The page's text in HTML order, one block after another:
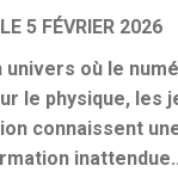
5 FÉVRIER 2026
univers où le
le physique, les
connaissent